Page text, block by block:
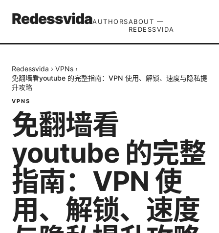
RedessvidaAUTHORSABOUT —
REDESSVIDA
Redessvida › VPNs ›
免翻墙看youtube 的完整指南：VPN 使用、解锁、速度与隐私提
升攻略
VPNS
免翻墙看
youtube 的完整
指南：VPN 使
用、解锁、速度